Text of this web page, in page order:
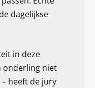
dagelijkse
in deze
onderling niet
heeft de jury